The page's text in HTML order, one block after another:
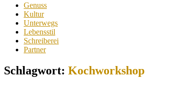
Skip
content
Genuss
Kultur
Unterwegs
Lebensstil
Schreiberei
Partner
Schlagwort: Kochworkshop